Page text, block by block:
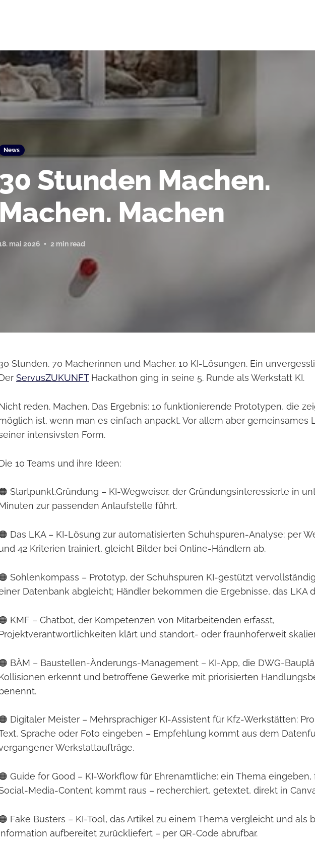
News
30 Stunden Machen.
Machen. Machen
mai 2026 2 min read
Stunden. 70 Macherinnen und Macher. 10 KI-Lösungen. Ein
ServusZUKUNFTHackathon ging in seine 5. Runde als Werkstatt KI.
reden. Machen. Das Ergebnis: 10 funktionierende Prototypen, die
ist, wenn man es einfach anpackt. Vor allem aber gemeinsames
intensivsten Form.
10 Teams und ihre Ideen:
Startpunkt.Gründung – KI-Wegweiser, der Gründungsinteressierte in
zur passenden Anlaufstelle führt.
Das LKA – KI-Lösung zur automatisierten Schuhspuren-Analyse: per
42 Kriterien trainiert, gleicht Bilder bei Online-Händlern ab.
Sohlenkompass – Prototyp, der Schuhspuren KI-gestützt
Datenbank abgleicht; Händler bekommen die Ergebnisse, das LKA
KMF – Chatbot, der Kompetenzen von Mitarbeitenden erfasst,
klärt und standort- oder fraunhoferweit
BÄM – Baustellen-Änderungs-Management – KI-App, die DWG-
erkennt und betroffene Gewerke mit priorisierten
Digitaler Meister – Mehrsprachiger KI-Assistent für Kfz-Werkstätten:
Sprache oder Foto eingeben – Empfehlung kommt aus dem
Werkstattaufträge.
Guide for Good – KI-Workflow für Ehrenamtliche: ein Thema eingeben,
Media-Content kommt raus – recherchiert, getextet, direkt in
Fake Busters – KI-Tool, das Artikel zu einem Thema vergleicht und als
aufbereitet zurückliefert – per QR-Code abrufbar.